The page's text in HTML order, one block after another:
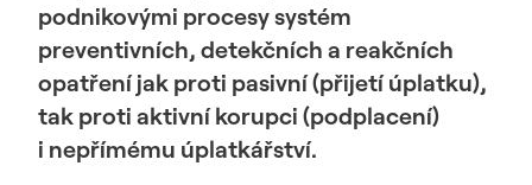
podnikovými procesy systém
preventivních, detekčních a reakčních
opatření jak proti pasivní (přijetí úplatku),
tak proti aktivní korupci (podplacení)
i nepřímému úplatkářství.